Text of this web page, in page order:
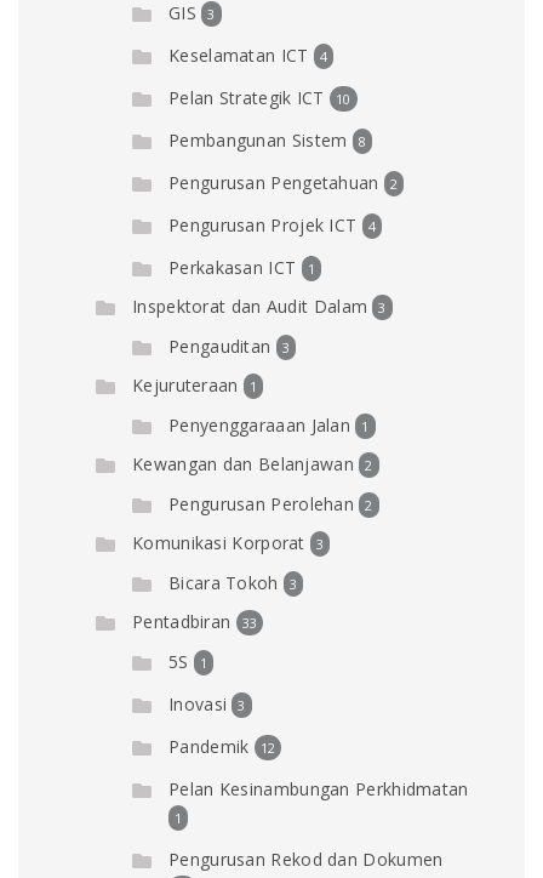
GIS 3
Keselamatan ICT 4
Pelan Strategik ICT 10
Pembangunan Sistem 8
Pengurusan Pengetahuan 2
Pengurusan Projek ICT 4
Perkakasan ICT 1
Inspektorat dan Audit Dalam 3
Pengauditan 3
Kejuruteraan 1
Penyenggaraaan Jalan 1
Kewangan dan Belanjawan 2
Pengurusan Perolehan 2
Komunikasi Korporat 3
Bicara Tokoh 3
Pentadbiran 33
5S 1
Inovasi 3
Pandemik 12
Pelan Kesinambungan Perkhidmatan
1
Pengurusan Rekod dan Dokumen